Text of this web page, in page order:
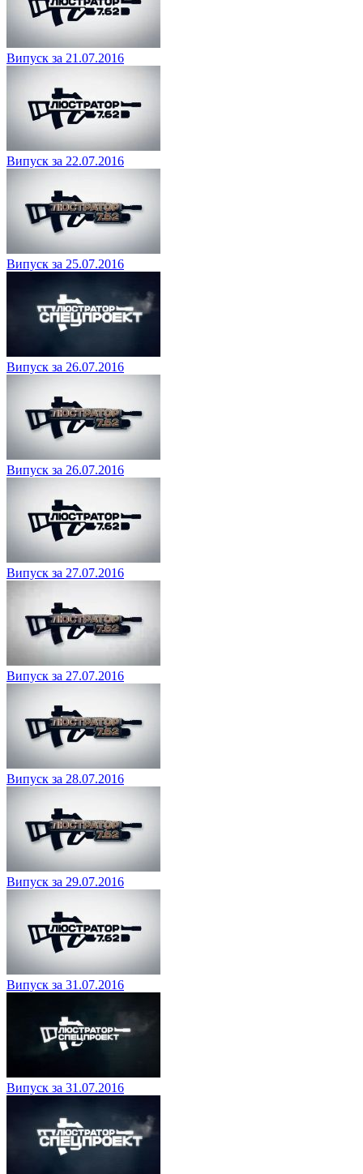
Випуск за 21.07.2016
Випуск за 22.07.2016
Випуск за 25.07.2016
Випуск за 26.07.2016
Випуск за 26.07.2016
Випуск за 27.07.2016
Випуск за 27.07.2016
Випуск за 28.07.2016
Випуск за 29.07.2016
Випуск за 31.07.2016
Випуск за 31.07.2016